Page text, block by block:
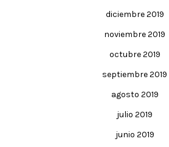
diciembre 2019
noviembre 2019
octubre 2019
septiembre 2019
agosto 2019
julio 2019
junio 2019